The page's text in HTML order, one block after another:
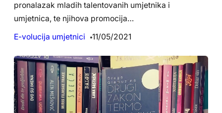
pronalazak mladih talentovanih umjetnika i
umjetnica, te njihova promocija…
E-volucija umjetnici
11/05/2021